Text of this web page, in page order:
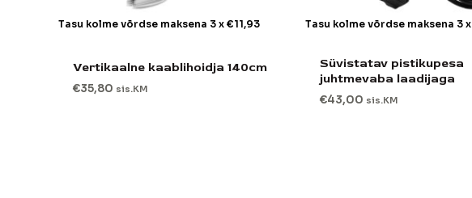
Tasu kolme võrdse maksena 3 x €11,93
Vertikaalne kaablihoidja 140cm
€35,80 sis.KM
Tasu kolme võrdse maksena 3 x
Süvistatav pistikupesa
juhtmevaba laadijaga
€43,00 sis.KM